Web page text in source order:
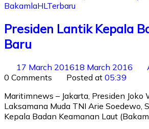
BakamlaHLTerbaru
Presiden Lantik Kepala
Baru
17 March 201618 March 2016
0 Comments
Posted at 05:39
Maritimnews – Jakarta, Presiden
Laksamana Muda TNI Arie Soedewo,
Kepala Badan Keamanan Laut